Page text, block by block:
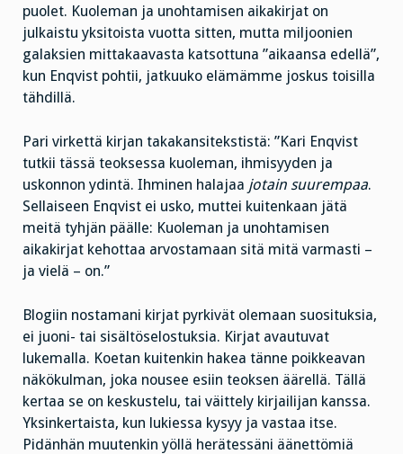
puolet. Kuoleman ja unohtamisen aikakirjat on
julkaistu yksitoista vuotta sitten, mutta miljoonien
galaksien mittakaavasta katsottuna ”aikaansa edellä”,
kun Enqvist pohtii, jatkuuko elämämme joskus toisilla
tähdillä.
Pari virkettä kirjan takakansitekstistä: ”Kari Enqvist
tutkii tässä teoksessa kuoleman, ihmisyyden ja
uskonnon ydintä. Ihminen halajaa jotain suurempaa.
Sellaiseen Enqvist ei usko, muttei kuitenkaan jätä
meitä tyhjän päälle: Kuoleman ja unohtamisen
aikakirjat kehottaa arvostamaan sitä mitä varmasti –
ja vielä – on.”
Blogiin nostamani kirjat pyrkivät olemaan suosituksia,
ei juoni- tai sisältöselostuksia. Kirjat avautuvat
lukemalla. Koetan kuitenkin hakea tänne poikkeavan
näkökulman, joka nousee esiin teoksen äärellä. Tällä
kertaa se on keskustelu, tai väittely kirjailijan kanssa.
Yksinkertaista, kun lukiessa kysyy ja vastaa itse.
Pidänhän muutenkin yöllä herätessäni äänettömiä